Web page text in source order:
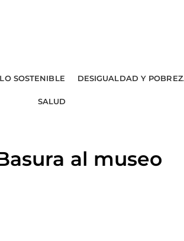
SOSTENIBLE DESIGUALDAD Y
SALUD
al museo